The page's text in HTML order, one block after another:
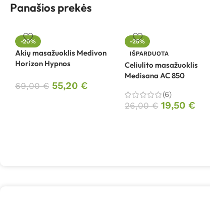
Panašios prekės
-20%
Akių masažuoklis Medivon
Horizon Hypnos
69,00€ 55,20 €
-25%
IŠPARDUOTA
Celiulito masažuoklis
Medisana AC 850
(6)
26,00€ 19,50€